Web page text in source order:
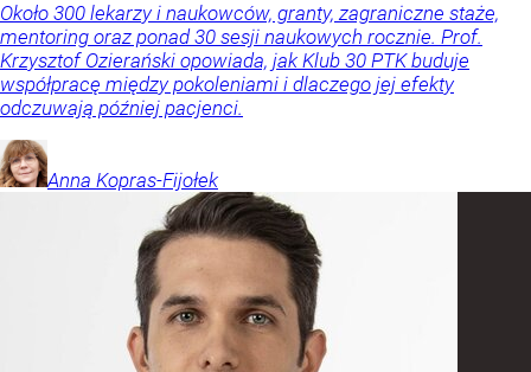
Około 300 lekarzy i naukowców, granty, zagraniczne staże,
mentoring oraz ponad 30 sesji naukowych rocznie. Prof.
Krzysztof Ozierański opowiada, jak Klub 30 PTK buduje
współpracę między pokoleniami i dlaczego jej efekty
odczuwają później pacjenci.
Anna Kopras-Fijołek